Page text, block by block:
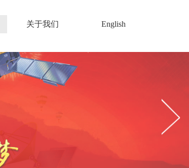
关于我们 English